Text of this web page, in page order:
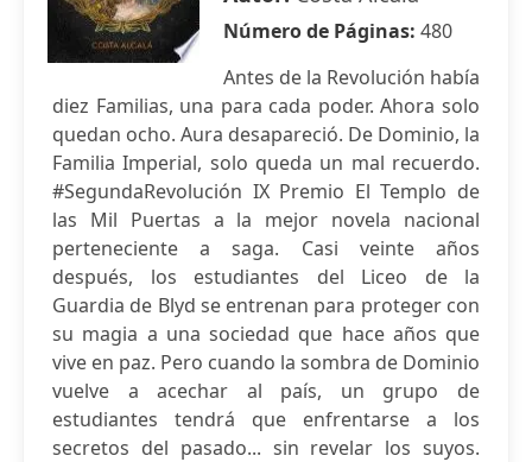
Número de Páginas: 480
Antes de la Revolución había
diez Familias, una para cada poder. Ahora solo
quedan ocho. Aura desapareció. De Dominio, la
Familia Imperial, solo queda un mal recuerdo.
#SegundaRevolución IX Premio El Templo de
las Mil Puertas a la mejor novela nacional
perteneciente a saga. Casi veinte años
después, los estudiantes del Liceo de la
Guardia de Blyd se entrenan para proteger con
su magia a una sociedad que hace años que
vive en paz. Pero cuando la sombra de Dominio
vuelve a acechar al país, un grupo de
estudiantes tendrá que enfrentarse a los
secretos del pasado... sin revelar los suyos.